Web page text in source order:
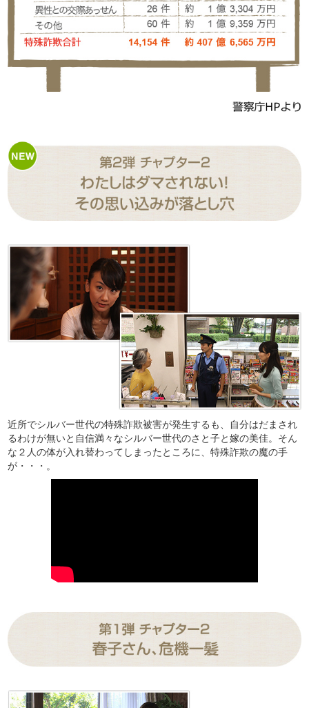
近所でシルバー世代の特殊詐欺被害が発生するも、自分はだまされ
るわけが無いと自信満々なシルバー世代のさと子と嫁の美佳。そん
な２人の体が入れ替わってしまったところに、特殊詐欺の魔の手
が・・・。